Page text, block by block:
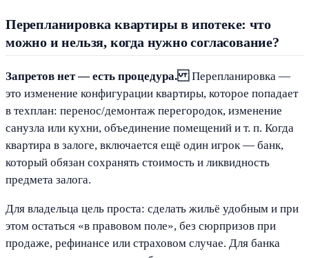
Перепланировка квартиры в ипотеке: что
можно и нельзя, когда нужно согласование?
Запретов нет — есть процедура.Перепланировка —
это изменение конфигурации квартиры, которое попадает
в техплан: перенос/демонтаж перегородок, изменение
санузла или кухни, объединение помещений и т. п. Когда
квартира в залоге, включается ещё один игрок — банк,
который обязан сохранять стоимость и ликвидность
предмета залога.
Для владельца цель проста: сделать жильё удобным и при
этом остаться «в правовом поле», без сюрпризов при
продаже, рефинансе или страховом случае. Для банка